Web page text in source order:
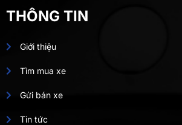
THÔNG TIN
Giới thiệu
Tìm mua xe
Gửi bán xe
Tin tức